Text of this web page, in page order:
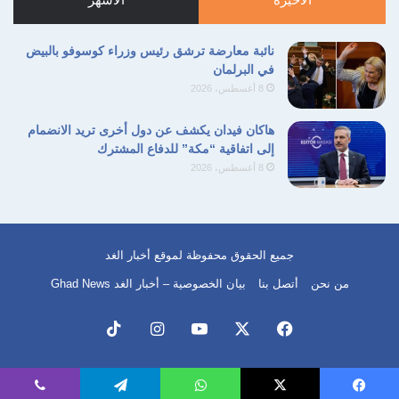
محكمة الاستئناف
نائبة معارضة ترشق رئيس وزراء كوسوفو بالبيض
في البرلمان
8 أغسطس، 2026
هاكان فيدان يكشف عن دول أخرى تريد الانضمام
إلى اتفاقية “مكة” للدفاع المشترك
8 أغسطس، 2026
جميع الحقوق محفوظة لموقع أخبار الغد
من نحن أتصل بنا بيان الخصوصية – أخبار الغد Ghad News
فيسبوك ‫YouTubeانستقرام